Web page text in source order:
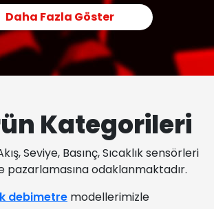
Daha Fazla Göster
Kategorileri
Seviye, Basınç, Sıcaklık sensörleri
pazarlamasına odaklanmaktadır.
debimetre modellerimizle